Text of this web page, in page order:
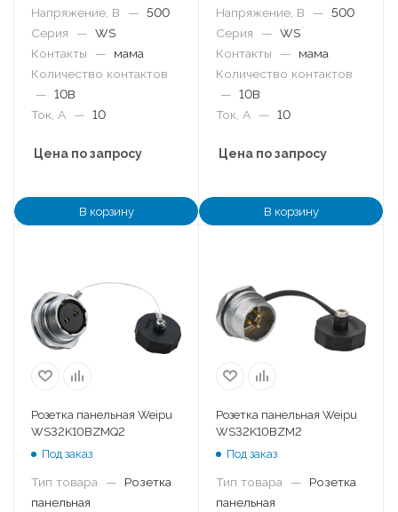
Напряжение, В
— 500
Серия
— WS
Контакты
—
мама
Количество контактов
— 10B
Ток, А
— 10
Цена по запросу
В корзину
Напряжение, В
— 500
Серия
— WS
Контакты
—
мама
Количество контактов
— 10B
Ток, А
— 10
Цена по запросу
В корзину
Розетка панельная Weipu
WS32K10BZMQ2
Под заказ
Тип товара —
Розетка
панельная
Розетка панельная Weipu
WS32K10BZM2
Под заказ
Тип товара —
Розетка
панельная